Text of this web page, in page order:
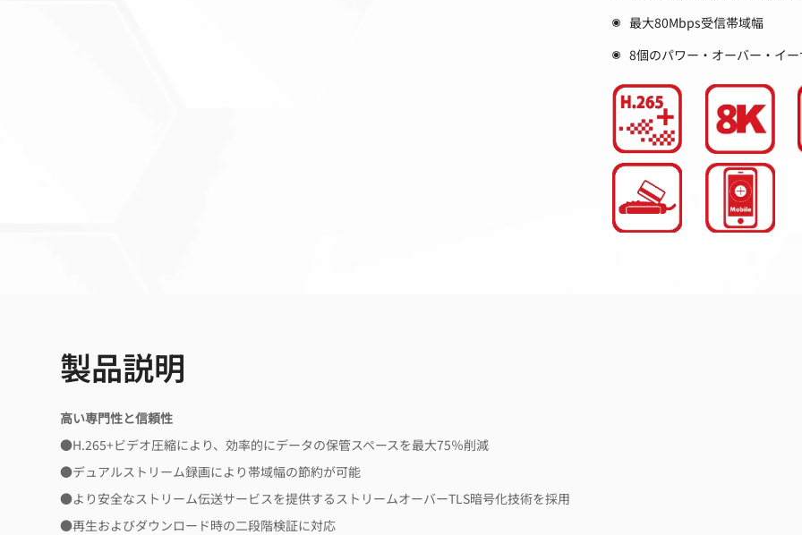
最大80Mbps受信帯域幅
8個のパワー・オーバー・イ
製品説明
高い専門性と信頼性
●H.265+ビデオ圧縮により、効率的にデータの保管スペースを最大75％削減
●デュアルストリーム録画により帯域幅の節約が可能
●より安全なストリーム伝送サービスを提供するストリームオーバーTLS暗号化技術を採用
●再生およびダウンロード時の二段階検証に対応